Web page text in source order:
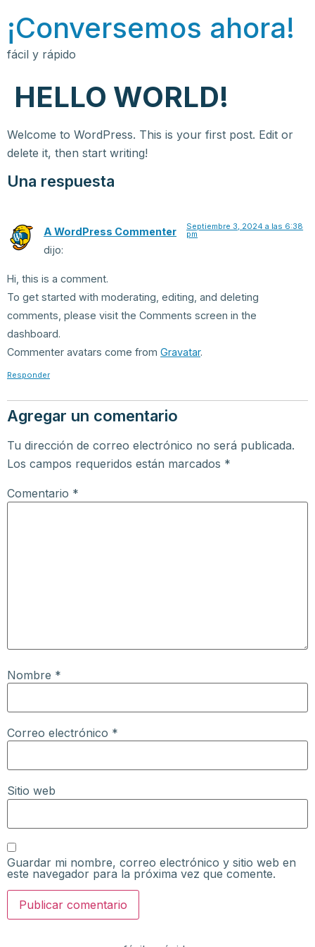
¡Conversemos ahora!
fácil y rápido
HELLO WORLD!
Welcome to WordPress. This is your first post. Edit or
delete it, then start writing!
Una respuesta
A WordPress Commenter
dijo:
Septiembre 3, 2024 a las 6:38
pm
Hi, this is a comment.
To get started with moderating, editing, and deleting
comments, please visit the Comments screen in the
dashboard.
Commenter avatars come from Gravatar.
Responder
Agregar un comentario
Tu dirección de correo electrónico no será publicada.
Los campos requeridos están marcados *
Comentario *
Nombre *
Correo electrónico *
Sitio web
Guardar mi nombre, correo electrónico y sitio web en
este navegador para la próxima vez que comente.